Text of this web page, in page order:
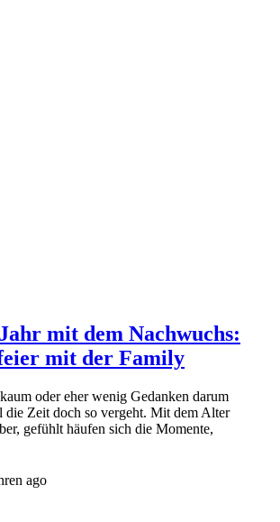
mit dem Nachwuchs:
mit der Family
oder eher wenig Gedanken darum
die Zeit doch so vergeht. Mit dem Alter
gefühlt häufen sich die Momente,
ago